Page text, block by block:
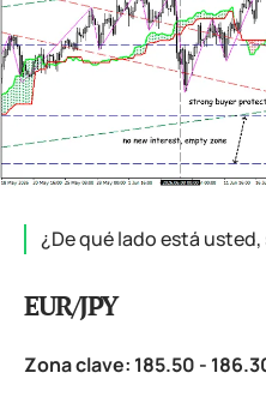
¿De qué lado está usted,
EUR/JPY
Zona clave: 185.50 -